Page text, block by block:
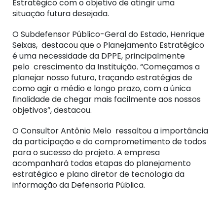
Estratégico com o objetivo de atingir uma
situação futura desejada.
O Subdefensor Público-Geral do Estado, Henrique
Seixas, destacou que o Planejamento Estratégico
é uma necessidade da DPPE, principalmente
pelo crescimento da Instituição. “Começamos a
planejar nosso futuro, traçando estratégias de
como agir a médio e longo prazo, com a única
finalidade de chegar mais facilmente aos nossos
objetivos”, destacou.
O Consultor Antônio Melo ressaltou a importância
da participação e do comprometimento de todos
para o sucesso do projeto. A empresa
acompanhará todas etapas do planejamento
estratégico e plano diretor de tecnologia da
informação da Defensoria Pública.